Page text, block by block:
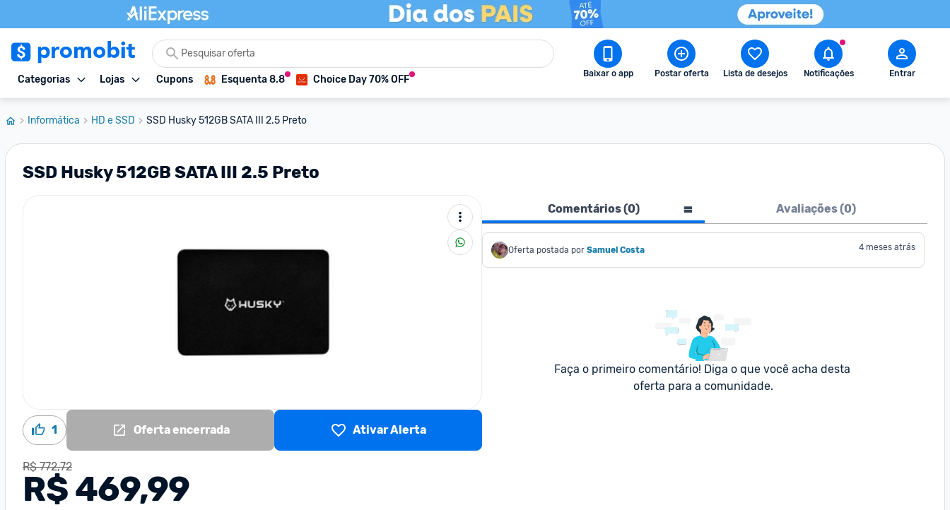
Categorias Lojas Cupons Esquenta 8.8 Choice Day 70% OFF Baixar o app Postar oferta Lista de desejos Notificações Entrar
Informática HD e SSD SSD Husky 512GB SATA III 2.5 Preto
SSD Husky 512GB SATA III 2.5 Preto
1 Oferta encerrada Ativar Alerta
R$ 772,72
R$ 469,99
Comentários (0) Avaliações (0)
Oferta postada por Samuel Costa 4 meses atrás
Faça o primeiro comentário! Diga o que você acha desta
oferta para a comunidade.